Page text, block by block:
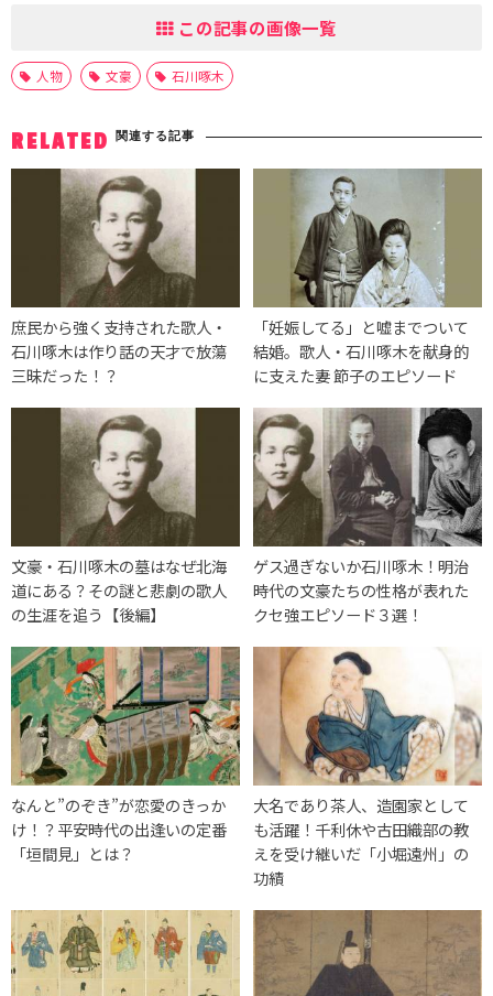
この記事の画像一覧
人物 文豪 石川啄木
RELATED 関連する記事
庶民から強く支持された歌人・
石川啄木は作り話の天才で放蕩
三昧だった！？
「妊娠してる」と嘘までついて
結婚。歌人・石川啄木を献身的
に支えた妻 節子のエピソード
文豪・石川啄木の墓はなぜ北海
道にある？その謎と悲劇の歌人
の生涯を追う【後編】
ゲス過ぎないか石川啄木！明治
時代の文豪たちの性格が表れた
クセ強エピソード３選！
なんと”のぞき”が恋愛のきっか
け！？平安時代の出逢いの定番
「垣間見」とは？
大名であり茶人、造園家として
も活躍！千利休や古田織部の教
えを受け継いだ「小堀遠州」の
功績